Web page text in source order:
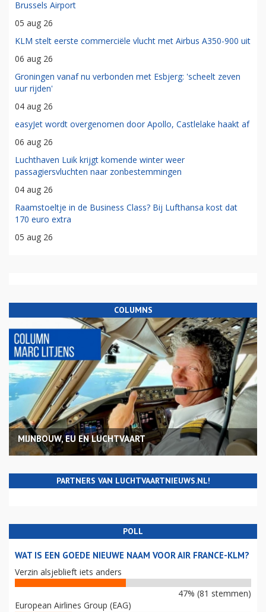
Brussels Airport
05 aug 26
KLM stelt eerste commerciële vlucht met Airbus A350-900 uit
06 aug 26
Groningen vanaf nu verbonden met Esbjerg: 'scheelt zeven
uur rijden'
04 aug 26
easyJet wordt overgenomen door Apollo, Castlelake haakt af
06 aug 26
Luchthaven Luik krijgt komende winter weer
passagiersvluchten naar zonbestemmingen
04 aug 26
Raamstoeltje in de Business Class? Bij Lufthansa kost dat
170 euro extra
05 aug 26
COLUMNS
MIJNBOUW, EU EN LUCHTVAART
PARTNERS VAN LUCHTVAARTNIEUWS.NL!
POLL
WAT IS EEN GOEDE NIEUWE NAAM VOOR AIR FRANCE-KLM?
Verzin alsjeblieft iets anders
47% (81 stemmen)
European Airlines Group (EAG)